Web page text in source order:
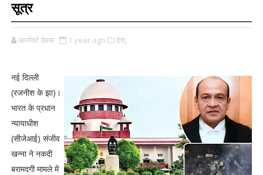
सूत्र
आर्यावर्त डेस्क 1 year ago देश,
नई दिल्ली
(रजनीश के झा)।
भारत के प्रधान
न्यायाधीश
(सीजेआई) संजीव
खन्ना ने नकदी
बरामदगी मामले में